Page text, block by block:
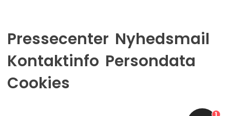
Pressecenter Nyhedsmail
Kontaktinfo Persondata
Cookies
1